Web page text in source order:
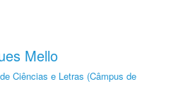
Mello
Ciências e Letras (Câmpus de